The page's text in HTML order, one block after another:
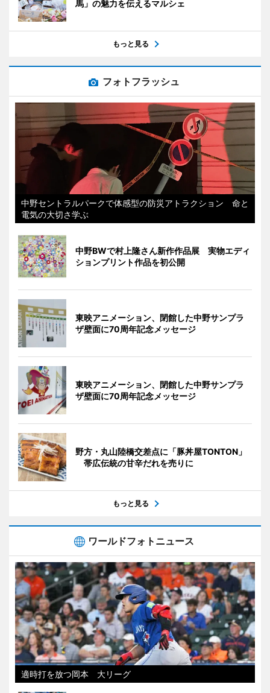
馬」の魅力を伝えるマルシェ
もっと見る
フォトフラッシュ
中野セントラルパークで体感型の防災アトラクション 命と
電気の大切さ学ぶ
中野BWで村上隆さん新作作品展 実物エディ
ションプリント作品を初公開
東映アニメーション、閉館した中野サンプラ
ザ壁面に70周年記念メッセージ
東映アニメーション、閉館した中野サンプラ
ザ壁面に70周年記念メッセージ
野方・丸山陸橋交差点に「豚丼屋TONTON」
帯広伝統の甘辛だれを売りに
もっと見る
ワールドフォトニュース
適時打を放つ岡本 大リーグ